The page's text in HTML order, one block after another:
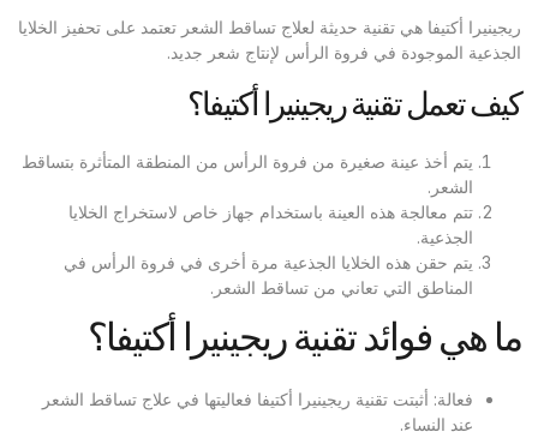
ريجينيرا أكتيفا هي تقنية حديثة لعلاج تساقط الشعر تعتمد على تحفيز الخلايا
الجذعية الموجودة في فروة الرأس لإنتاج شعر جديد.
كيف تعمل تقنية ريجينيرا أكتيفا؟
يتم أخذ عينة صغيرة من فروة الرأس من المنطقة المتأثرة بتساقط
الشعر.
تتم معالجة هذه العينة باستخدام جهاز خاص لاستخراج الخلايا
الجذعية.
يتم حقن هذه الخلايا الجذعية مرة أخرى في فروة الرأس في
المناطق التي تعاني من تساقط الشعر.
ما هي فوائد تقنية ريجينيرا أكتيفا؟
فعالة: أثبتت تقنية ريجينيرا أكتيفا فعاليتها في علاج تساقط الشعر
عند النساء.